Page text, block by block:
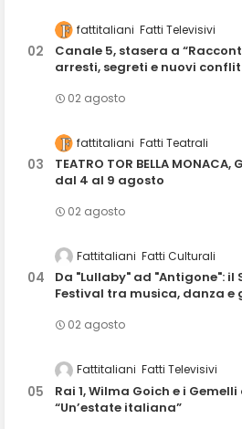
fattitaliani Fatti Televisivi
Canale 5, stasera a
arresti, segreti e nuovi
02 agosto
fattitaliani Fatti Teatrali
TEATRO TOR BELLA
dal 4 al 9 agosto
02 agosto
Fattitaliani Fatti Culturali
Da "Lullaby" ad "Antigone": il
Festival tra musica, danza e
02 agosto
Fattitaliani Fatti Televisivi
Rai 1, Wilma Goich e i
“Un’estate italiana”